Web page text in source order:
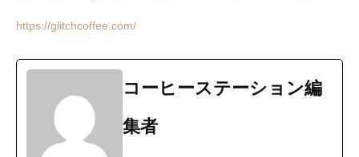
https://glitchcoffee.com/
コーヒーステーション編
集者